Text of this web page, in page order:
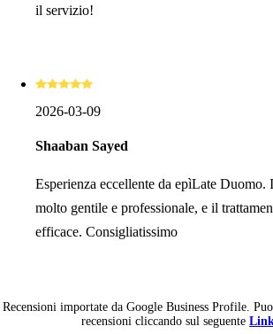
il servizio!
2026-03-09
Shaaban Sayed
Esperienza eccellente da epìLate Duomo.
molto gentile e professionale, e il
efficace. Consigliatissimo
Recensioni importate da Google Business Profile.
recensioni cliccando sul seguente